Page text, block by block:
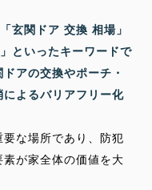
玄関ドア 交換 相場」
といったキーワードで
アの交換やポーチ・
よるバリアフリー化
な場所であり、防犯
が家全体の価値を大